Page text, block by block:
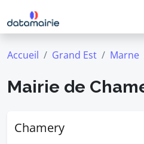
Accueil Grand Est Marne
Mairie de
Chamery